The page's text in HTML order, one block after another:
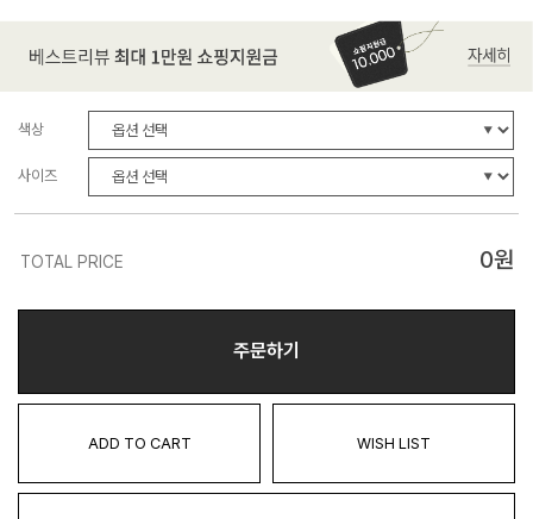
색상
사이즈
TOTAL PRICE 0원
주문하기
ADD TO CART WISH LIST